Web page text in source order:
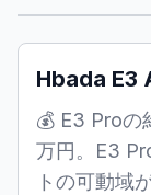
Hbada E3
💰 E3 Proの
万円。E3
トの可動域